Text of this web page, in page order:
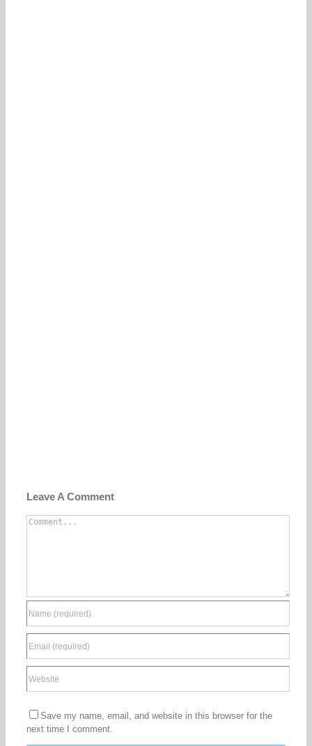
Leave A Comment
Comment
Save my name, email, and website in this browser for the
next time I comment.